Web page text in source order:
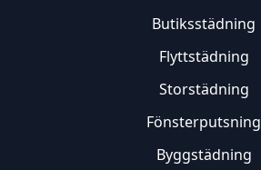
Butiksstädning
Flyttstädning
Storstädning
Fönsterputsning
Byggstädning